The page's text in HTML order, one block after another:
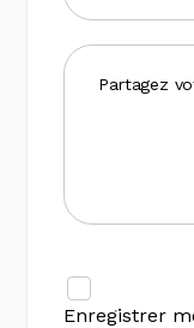
Enregistrer